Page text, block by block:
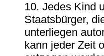
10. Jedes Kind
Staatsbürger,
unterliegen
kann jeder Zeit